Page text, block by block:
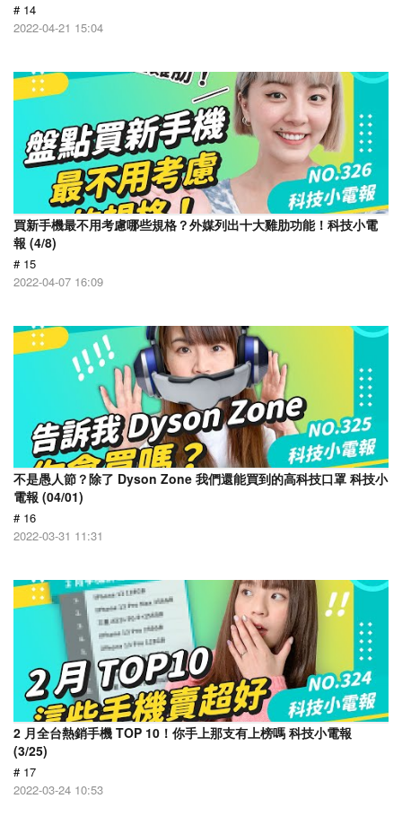
# 14
2022-04-21 15:04
買新手機最不用考慮哪些規格？外媒列出十大雞肋功能！科技小電
報 (4/8)
# 15
2022-04-07 16:09
不是愚人節？除了 Dyson Zone 我們還能買到的高科技口罩 科技小
電報 (04/01)
# 16
2022-03-31 11:31
2 月全台熱銷手機 TOP 10！你手上那支有上榜嗎 科技小電報
(3/25)
# 17
2022-03-24 10:53